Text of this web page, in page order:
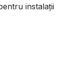
instalații